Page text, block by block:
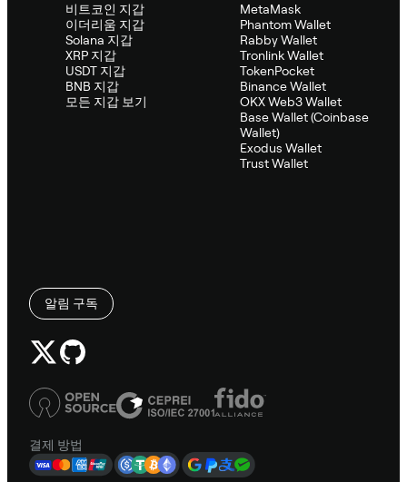
비트코인 지갑
이더리움 지갑
Solana 지갑
XRP 지갑
USDT 지갑
BNB 지갑
모든 지갑 보기
MetaMask
Phantom Wallet
Rabby Wallet
Tronlink Wallet
TokenPocket
Binance Wallet
OKX Web3 Wallet
Base Wallet (Coinbase
Wallet)
Exodus Wallet
Trust Wallet
알림 구독
결제 방법